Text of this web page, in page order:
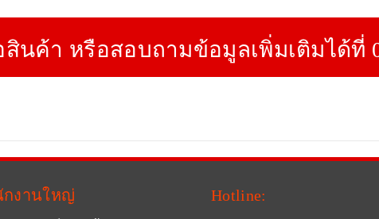
นค้า หรือสอบถามข้อมูลเพิ่มเติมได้ที่
กงานใหญ่ Hotline: